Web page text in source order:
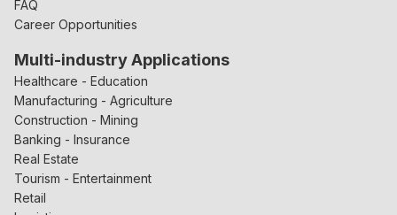
FAQ
Career Opportunities
Multi-industry Applications
Healthcare - Education
Manufacturing - Agriculture
Construction - Mining
Banking - Insurance
Real Estate
Tourism - Entertainment
Retail